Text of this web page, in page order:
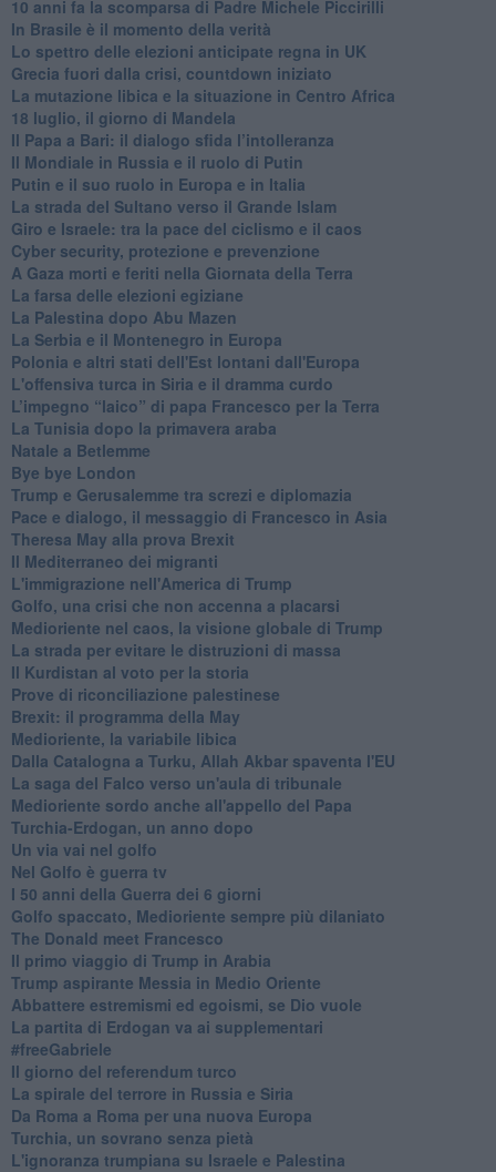
10 anni fa la scomparsa di Padre Michele Piccirilli
In Brasile è il momento della verità
Lo spettro delle elezioni anticipate regna in UK
Grecia fuori dalla crisi, countdown iniziato
La mutazione libica e la situazione in Centro Africa
18 luglio, il giorno di Mandela
Il Papa a Bari: il dialogo sfida l’intolleranza
Il Mondiale in Russia e il ruolo di Putin
Putin e il suo ruolo in Europa e in Italia
La strada del Sultano verso il Grande Islam
Giro e Israele: tra la pace del ciclismo e il caos
Cyber security, protezione e prevenzione
A Gaza morti e feriti nella Giornata della Terra
La farsa delle elezioni egiziane
La Palestina dopo Abu Mazen
La Serbia e il Montenegro in Europa
Polonia e altri stati dell'Est lontani dall'Europa
L'offensiva turca in Siria e il dramma curdo
L’impegno “laico” di papa Francesco per la Terra
La Tunisia dopo la primavera araba
Natale a Betlemme
Bye bye London
Trump e Gerusalemme tra screzi e diplomazia
Pace e dialogo, il messaggio di Francesco in Asia
Theresa May alla prova Brexit
Il Mediterraneo dei migranti
L'immigrazione nell'America di Trump
Golfo, una crisi che non accenna a placarsi
Medioriente nel caos, la visione globale di Trump
La strada per evitare le distruzioni di massa
Il Kurdistan al voto per la storia
Prove di riconciliazione palestinese
Brexit: il programma della May
Medioriente, la variabile libica
Dalla Catalogna a Turku, Allah Akbar spaventa l'EU
La saga del Falco verso un'aula di tribunale
Medioriente sordo anche all'appello del Papa
Turchia-Erdogan, un anno dopo
Un via vai nel golfo
Nel Golfo è guerra tv
I 50 anni della Guerra dei 6 giorni
Golfo spaccato, Medioriente sempre più dilaniato
The Donald meet Francesco
Il primo viaggio di Trump in Arabia
Trump aspirante Messia in Medio Oriente
Abbattere estremismi ed egoismi, se Dio vuole
La partita di Erdogan va ai supplementari
#freeGabriele
Il giorno del referendum turco
La spirale del terrore in Russia e Siria
Da Roma a Roma per una nuova Europa
Turchia, un sovrano senza pietà
L'ignoranza trumpiana su Israele e Palestina